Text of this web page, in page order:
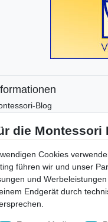
Blog
und
Cookies
führen wir und unser
und
Endgerät durch